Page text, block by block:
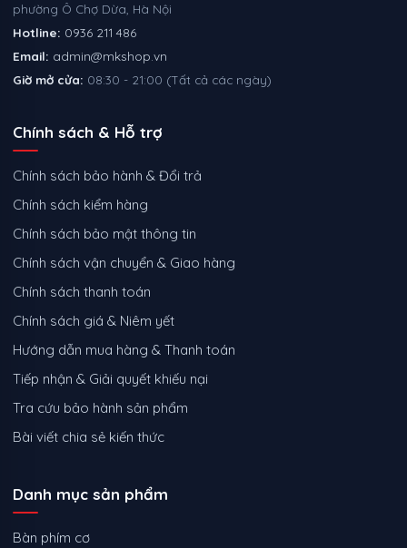
phường Ô Chợ Dừa, Hà Nội
Hotline: 0936 211 486
Email: admin@mkshop.vn
Giờ mở cửa: 08:30 - 21:00 (Tất cả các ngày)
Chính sách & Hỗ trợ
Chính sách bảo hành & Đổi trả
Chính sách kiểm hàng
Chính sách bảo mật thông tin
Chính sách vận chuyển & Giao hàng
Chính sách thanh toán
Chính sách giá & Niêm yết
Hướng dẫn mua hàng & Thanh toán
Tiếp nhận & Giải quyết khiếu nại
Tra cứu bảo hành sản phẩm
Bài viết chia sẻ kiến thức
Danh mục sản phẩm
Bàn phím cơ